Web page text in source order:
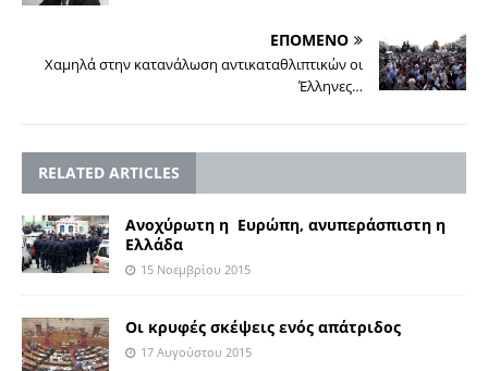
ΕΠΟΜΕΝΟ
Χαμηλά στην κατανάλωση αντικαταθλιπτικών οι
Έλληνες…
RELATED ARTICLES
Ανοχύρωτη η Ευρώπη, ανυπεράσπιστη η
Ελλάδα
15 Νοεμβρίου 2015
Οι κρυφές σκέψεις ενός απάτριδος
17 Αυγούστου 2015